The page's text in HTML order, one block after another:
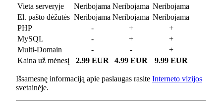
Vieta serveryje
Neribojama Neribojama Neribojama
El. pašto dėžutės Neribojama Neribojama Neribojama
PHP
- +
+
MySQL
- +
+
Multi-Domain
- -
+
Kaina už mėnesį
2.99 EUR 4.99 EUR 9.99 EUR
Išsamesnę informaciją apie paslaugas rasite Interneto vizijos
svetainėje.